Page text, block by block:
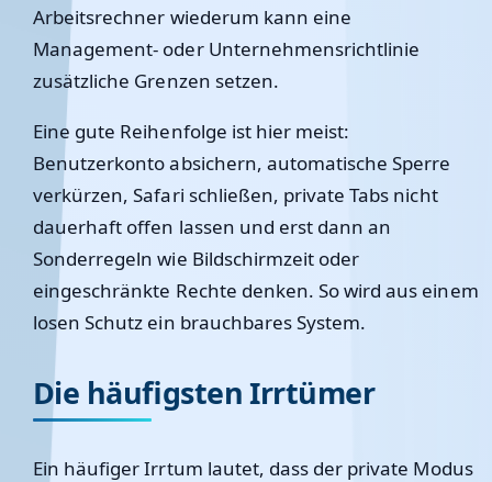
Arbeitsrechner wiederum kann eine
Management- oder Unternehmensrichtlinie
zusätzliche Grenzen setzen.
Eine gute Reihenfolge ist hier meist:
Benutzerkonto absichern, automatische Sperre
verkürzen, Safari schließen, private Tabs nicht
dauerhaft offen lassen und erst dann an
Sonderregeln wie Bildschirmzeit oder
eingeschränkte Rechte denken. So wird aus einem
losen Schutz ein brauchbares System.
Die häufigsten Irrtümer
Ein häufiger Irrtum lautet, dass der private Modus